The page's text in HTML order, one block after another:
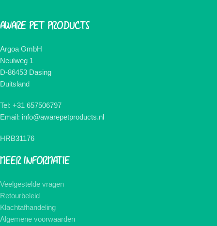
AWARE PET PRODUCTS
Argoa GmbH
Neulweg 1
D-86453 Dasing
Duitsland
Tel: +31 657506797
Email: info@awarepetproducts.nl
HRB31176
MEER INFORMATIE
Veelgestelde vragen
Retourbeleid
Klachtafhandeling
Algemene voorwaarden